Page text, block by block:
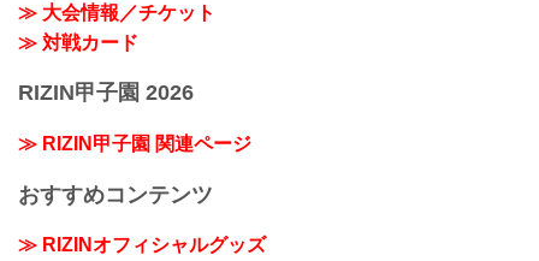
≫ 大会情報／チケット
≫ 対戦カード
RIZIN甲子園 2026
≫ RIZIN甲子園 関連ページ
おすすめコンテンツ
≫ RIZINオフィシャルグッズ